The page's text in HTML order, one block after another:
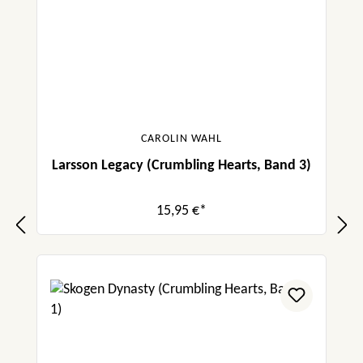
tatsächlich in einem Tag verschlungen. Caros
„Golden Heritage fühlt sich irgendwie an wie
CAROLIN WAHL
Larsson Legacy (Crumbling Hearts, Band 3)
15,95 €*